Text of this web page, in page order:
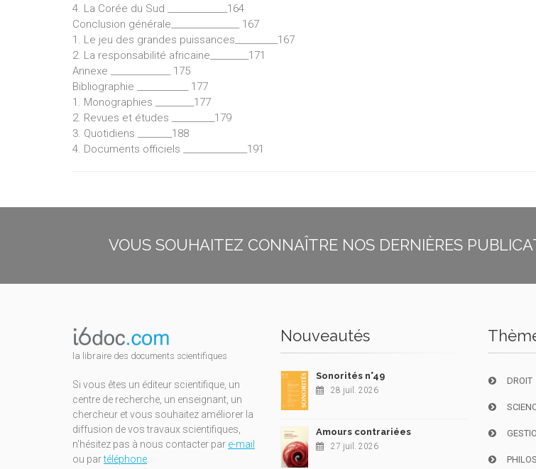
4. La Corée du Sud ______________164
Conclusion générale________________ 167
1. Le jeu des grandes puissances__________167
2. La responsabilité africaine_________171
Annexe ______________ 175
Bibliographie ____________ 177
1. Monographies _________177
2. Revues et études __________179
3. Quotidiens ________188
4. Documents officiels _______________191
VOUS SOUHAITEZ CONNAÎTRE NOS DERNIÈRES
la libraire des documents scientifiques
Si vous êtes un éditeur scientifique, un
centre de recherche, un enseignant, un
chercheur et vous souhaitez améliorer la
diffusion de vos travaux scientifiques,
n'hésitez pas à nous contacter par e-mail
ou partéléphone
Nouveautés
Sonorités n°49
28 juil. 2026
Amours contrariées
27 juil. 2026
DROIT